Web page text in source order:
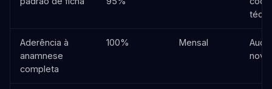
Aderência à
anamnese
completa
100% Mensal